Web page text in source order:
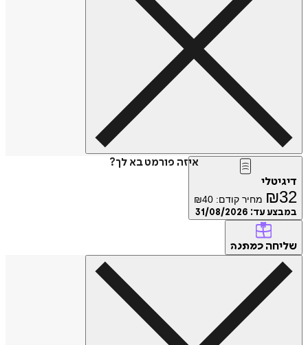
איזה פורמט בא לך?
דיגיטלי
₪32 מחיר קודם: ₪40
במבצע עד: 31/08/2026
שליחה כמתנה